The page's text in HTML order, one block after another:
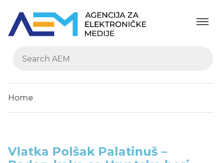
Home
Vlatka Polšak Palatinuš –